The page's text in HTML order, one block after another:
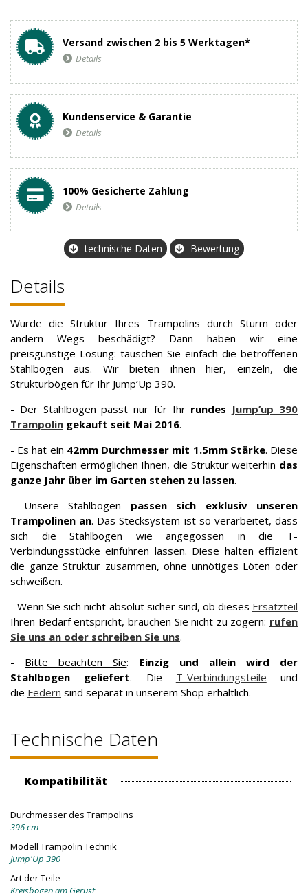
Versand zwischen 2 bis 5 Werktagen*
Details
Kundenservice & Garantie
Details
100% Gesicherte Zahlung
Details
technische Daten Bewertung
Details
Wurde die Struktur Ihres Trampolins durch Sturm oder
andern Wegs beschädigt? Dann haben wir eine
preisgünstige Lösung: tauschen Sie einfach die betroffenen
Stahlbögen aus. Wir bieten ihnen hier, einzeln, die
Strukturbögen für Ihr Jump’Up 390.
- Der Stahlbogen passt nur für Ihr rundes Jump’up 390
Trampolin gekauft seit Mai 2016.
- Es hat ein 42mm Durchmesser mit 1.5mm Stärke. Diese
Eigenschaften ermöglichen Ihnen, die Struktur weiterhin das
ganze Jahr über im Garten stehen zu lassen.
- Unsere Stahlbögen passen sich exklusiv unseren
Trampolinen an. Das Stecksystem ist so verarbeitet, dass
sich die Stahlbögen wie angegossen in die T-
Verbindungsstücke einführen lassen. Diese halten effizient
die ganze Struktur zusammen, ohne unnötiges Löten oder
schweißen.
- Wenn Sie sich nicht absolut sicher sind, ob dieses Ersatzteil
Ihren Bedarf entspricht, brauchen Sie nicht zu zögern: rufen
Sie uns an oder schreiben Sie uns.
- Bitte beachten Sie: Einzig und allein wird der
Stahlbogen geliefert. Die T-Verbindungsteile und
die Federn sind separat in unserem Shop erhältlich.
Technische Daten
Kompatibilität
Durchmesser des Trampolins
396 cm
Modell Trampolin Technik
Jump'Up 390
Art der Teile
Kreisbogen am Gerüst